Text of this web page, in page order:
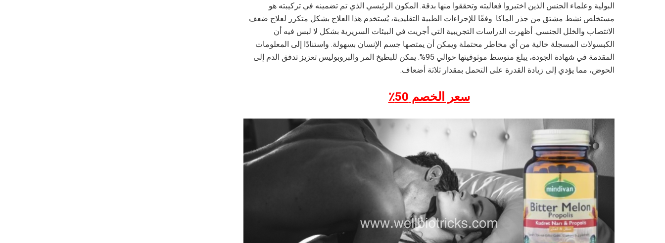
البولية وعلماء الجنس الذين اختبروا فعاليته وتحققوا منها بدقة. المكون الرئيسي الذي تم تضمينه في تركيبته هو
مستخلص نشط مشتق من جذر الماكا. وفقًا للإجراءات الطبية التقليدية، يُستخدم هذا العلاج بشكل متكرر لعلاج ضعف
الانتصاب والخلل الجنسي. أظهرت الدراسات التجريبية التي أجريت في البيئات السريرية بشكل لا لبس فيه أن
الكبسولات المسجلة خالية من أي مخاطر محتملة ويمكن أن يمتصها جسم الإنسان بسهولة. واستنادًا إلى المعلومات
المقدمة في شهادة الجودة، يبلغ متوسط ​​موثوقيتها حوالي 95%. يمكن للبطيخ المر والبروبوليس تعزيز تدفق الدم إلى
الحوض، مما يؤدي إلى زيادة القدرة على التحمل بمقدار ثلاثة أضعاف.
سعر الخصم 50٪